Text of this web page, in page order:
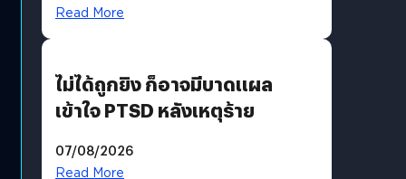
Read More
ไม่ได้ถูกยิง ก็อาจมีบาดแผล
เข้าใจ PTSD หลังเหตุร้าย
07/08/2026
Read More